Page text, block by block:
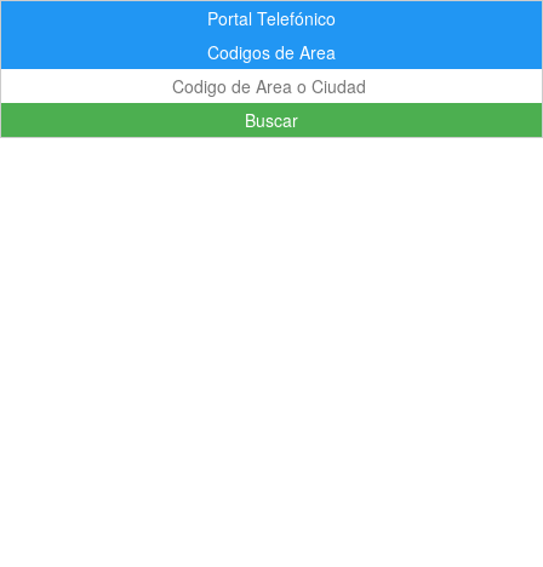
Portal Telefónico
Codigos de Area
Buscar